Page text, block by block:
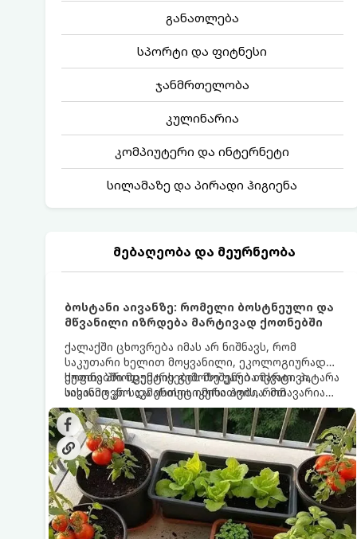
განათლება
სპორტი და ფიტნესი
ჯანმრთელობა
კულინარია
კომპიუტერი და ინტერნეტი
სილამაზე და პირადი ჰიგიენა
მებაღეობა და მეურნეობა
ბოსტანი აივანზე: რომელი ბოსტნეული და
მწვანილი იზრდება მარტივად ქოთნებში
ქალაქში ცხოვრება იმას არ ნიშნავს, რომ
საკუთარი ხელით მოყვანილი, ეკოლოგიურად
სუფთა პროდუქტის გემოზე უარი თქვათ. პატარა
აივანიც კი საკმარისია იმისათვის, რომ
მოიწყოთ მინი-ბოსტანი, საიდანაც
ყოველდღიურად ახალ, არომატულ მწვანილსა
და ბოსტნეულს მოკრეფთ.
ქოთნებში მცენარეების მოშენება მარტივი,
სასიამოვნო და ესთეტიკური ჰობია. მთავარია
იცოდეთ, რომელი კულტურები ეგუებიან
ქოთნის პირობებს ყველაზე კარგად და როგორ
მოუაროთ მათ სწორად.